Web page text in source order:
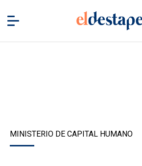
MINISTERIO DE CAPITAL HUMANO